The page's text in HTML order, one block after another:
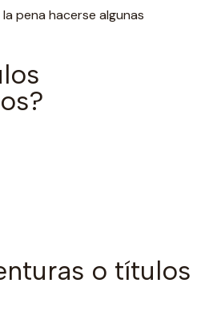
pena hacerse algunas
o títulos